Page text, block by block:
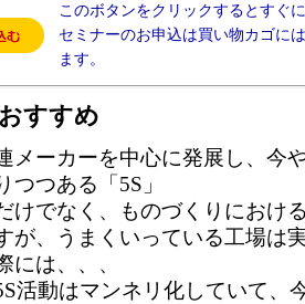
このボタンをクリックするとすぐ
セミナーのお申込は買い物カゴに
ます。
すすめ
メーカーを中心に発展し、今
つつある「5S」
けでなく、ものづくりにおけ
が、うまくいっている工場は
には、、、
活動はマンネリ化していて、